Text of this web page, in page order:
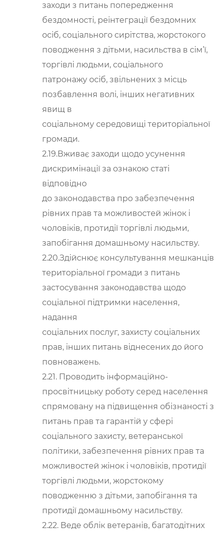
заходи з питань попередження
бездомності, реінтеграції бездомних
осіб, соціального сирітства, жорстокого
поводження з дітьми, насильства в сім’ї,
торгівлі людьми, соціального
патронажу осіб, звільнених з місць
позбавлення волі, інших негативних
явищ в
соціальному середовищі територіальної
громади.
2.19.Вживає заходи щодо усунення
дискримінації за ознакою статі
відповідно
до законодавства про забезпечення
рівних прав та можливостей жінок і
чоловіків, протидії торгівлі людьми,
запобігання домашньому насильству.
2.20.Здійснює консультування мешканців
територіальної громади з питань
застосування законодавства щодо
соціальної підтримки населення,
надання
соціальних послуг, захисту соціальних
прав, інших питань віднесених до його
повноважень.
2.21. Проводить інформаційно-
просвітницьку роботу серед населення
спрямовану на підвищення обізнаності з
питань прав та гарантій у сфері
соціального захисту, ветеранської
політики, забезпечення рівних прав та
можливостей жінок і чоловіків, протидії
торгівлі людьми, жорстокому
поводженню з дітьми, запобігання та
протидії домашньому насильству.
2.22. Веде облік ветеранів, багатодітних